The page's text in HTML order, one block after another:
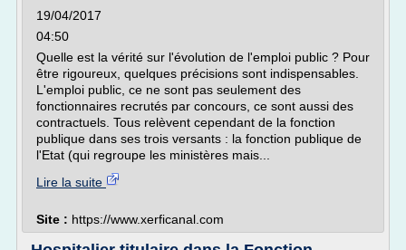
19/04/2017
04:50
Quelle est la vérité sur l'évolution de l'emploi public ? Pour
être rigoureux, quelques précisions sont indispensables.
L'emploi public, ce ne sont pas seulement des
fonctionnaires recrutés par concours, ce sont aussi des
contractuels. Tous relèvent cependant de la fonction
publique dans ses trois versants : la fonction publique de
l'Etat (qui regroupe les ministères mais...
Lire la suite
Site : https://www.xerficanal.com